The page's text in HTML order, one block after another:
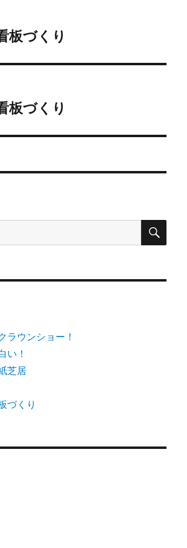
板づくり
板づくり
検
ラウンショー！
い！
芝居
づくり